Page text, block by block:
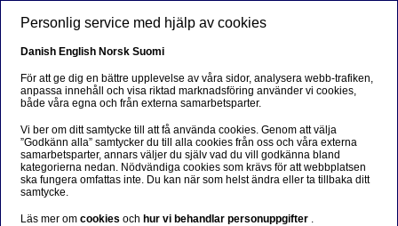
Beklager...
Siden findes desværre ikke på dansk
Bliv på siden|Fortsæt til en relateret side på dansk
Personlig service med hjälp av cookies
Danish English Norsk Suomi
För att ge dig en bättre upplevelse av våra sidor, analysera webb-trafiken,
anpassa innehåll och visa riktad marknadsföring använder vi cookies,
både våra egna och från externa samarbetsparter.
Vi ber om ditt samtycke till att få använda cookies. Genom att välja
”Godkänn alla” samtycker du till alla cookies från oss och våra externa
samarbetsparter, annars väljer du själv vad du vill godkänna bland
kategorierna nedan. Nödvändiga cookies som krävs för att webbplatsen
ska fungera omfattas inte. Du kan när som helst ändra eller ta tillbaka ditt
samtycke.
Läs mer omcookiesoch hur vi behandlar personuppgifter .